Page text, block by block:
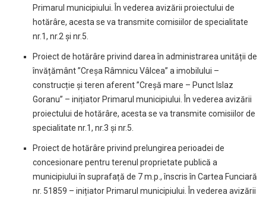
Primarul municipiului. În vederea avizării proiectului de
hotărâre, acesta se va transmite comisiilor de specialitate
nr.1, nr.2 și nr.5.
Proiect de hotărâre privind darea în administrarea unității de
învățământ ”Creșa Râmnicu Vâlcea” a imobilului –
construcție și teren aferent ”Creșă mare – Punct Islaz
Goranu” – inițiator Primarul municipiului. În vederea avizării
proiectului de hotărâre, acesta se va transmite comisiilor de
specialitate nr.1, nr.3 și nr.5.
Proiect de hotărâre privind prelungirea perioadei de
concesionare pentru terenul proprietate publică a
municipiului în suprafață de 7 m.p., înscris în Cartea Funciară
nr. 51859 – inițiator Primarul municipiului. În vederea avizării